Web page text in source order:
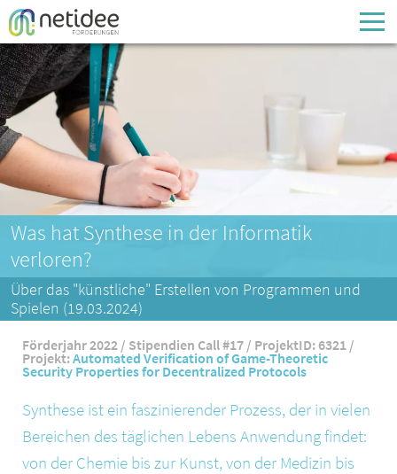
Enter your username or email address
Passwort
Passwort vergessen
Was hat Synthese in der Informatik
verloren?
Über das "künstliche" Erstellen von Programmen und
Spielen (19.03.2024)
Förderjahr 2022 / Stipendien Call #17 / ProjektID: 6321 /
Projekt:Automated Verification of Game-Theoretic
Security Properties for Decentralized Protocols
Synthese ist ein faszinierender Prozess, der in vielen
Bereichen des täglichen Lebens Anwendung findet:
von der Chemie bis zur Kunst, von der Medizin bis